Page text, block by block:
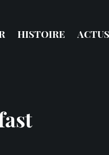
HISTOIRE ACTUS